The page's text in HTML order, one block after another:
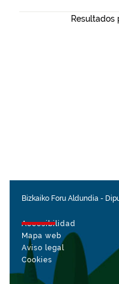
Resultados
Bizkaiko Foru Aldundia -
Accesibilidad
Mapa web
Aviso legal
Cookies